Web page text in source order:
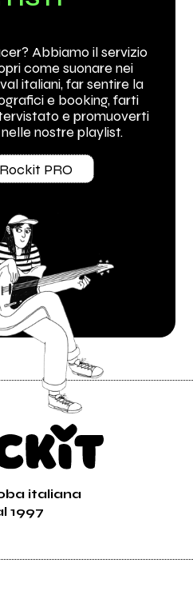
Abbiamo il servizio
come suonare nei
italiani, far sentire la
e booking, farti
e promuoverti
nostre playlist.
PRO
italiana
1997